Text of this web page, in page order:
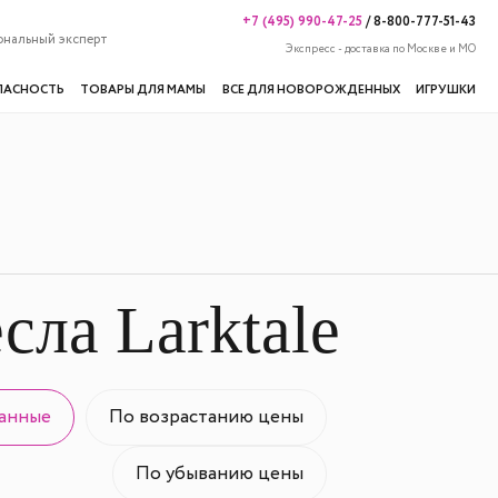
эксперт
+7 (495) 990-47-25/8-800-777-51-43
Экспресс - доставка по Москве и МО
ТОВАРЫ ДЛЯ МАМЫ ВСЕ ДЛЯ НОВОРОЖДЕННЫХ ИГРУШКИ
Larktale
По возрастанию цены
По убыванию цены